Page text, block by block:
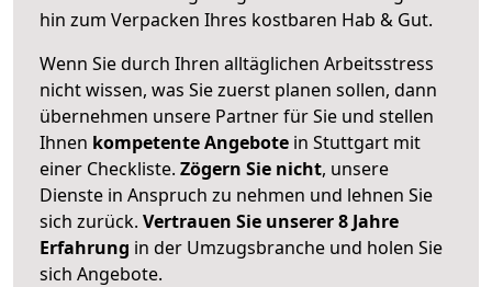
hin zum Verpacken Ihres kostbaren Hab & Gut.
Wenn Sie durch Ihren alltäglichen Arbeitsstress
nicht wissen, was Sie zuerst planen sollen, dann
übernehmen unsere Partner für Sie und stellen
Ihnen kompetente Angebote in Stuttgart mit
einer Checkliste. Zögern Sie nicht, unsere
Dienste in Anspruch zu nehmen und lehnen Sie
sich zurück. Vertrauen Sie unserer 8 Jahre
Erfahrung in der Umzugsbranche und holen Sie
sich Angebote.